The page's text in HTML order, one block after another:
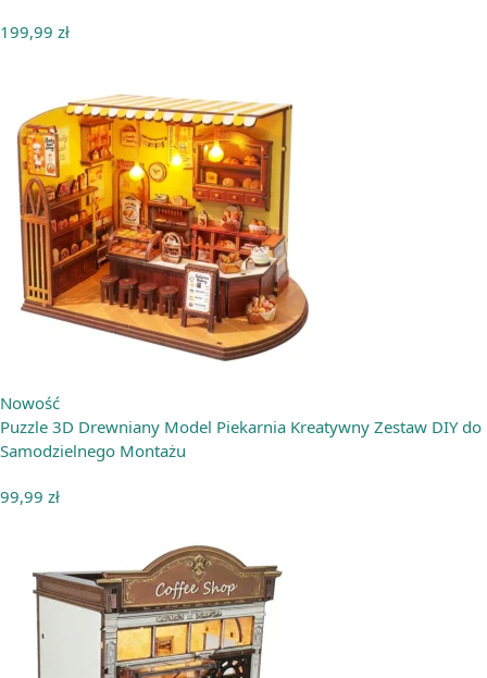
199,99 zł
Nowość
Puzzle 3D Drewniany Model Piekarnia Kreatywny Zestaw DIY do
Samodzielnego Montażu
99,99 zł